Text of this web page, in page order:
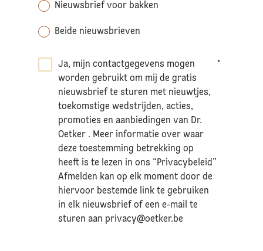
Nieuwsbrief voor bakken
Beide nieuwsbrieven
Ja, mijn contactgegevens mogen
worden gebruikt om mij de gratis
nieuwsbrief te sturen met nieuwtjes,
toekomstige wedstrijden, acties,
promoties en aanbiedingen van Dr.
Oetker . Meer informatie over waar
deze toestemming betrekking op
heeft is te lezen in ons “Privacybeleid”
Afmelden kan op elk moment door de
hiervoor bestemde link te gebruiken
in elk nieuwsbrief of een e-mail te
sturen aanprivacy@oetker.be
*